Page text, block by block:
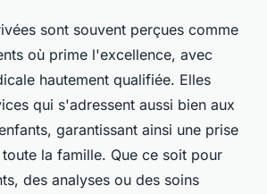
sont souvent perçues comme
où prime l'excellence, avec
hautement qualifiée. Elles
qui s'adressent aussi bien aux
garantissant ainsi une prise
la famille. Que ce soit pour
des analyses ou des soins